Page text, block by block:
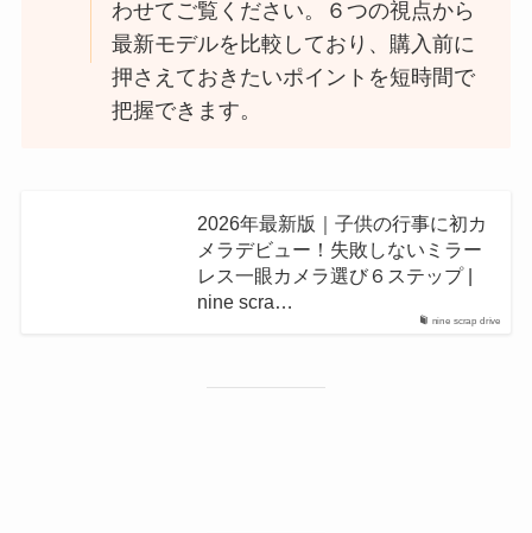
わせてご覧ください。６つの視点から
最新モデルを比較しており、購入前に
押さえておきたいポイントを短時間で
把握できます。
nine scrap drive
2026年最新版｜子供の行事に初カ
メラデビュー！失敗しないミラー
レス一眼カメラ選び６ステップ |
nine scra…